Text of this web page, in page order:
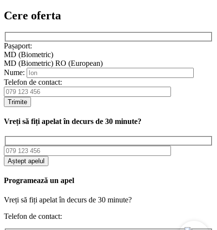
Cere oferta
Pașaport:
MD (Biometric)
MD (Biometric) RO (European)
Nume:
Telefon de contact:
Trimite
Vreți să fiți apelat în decurs de 30 minute?
Aștept apelul
Programează un apel
Vreți să fiți apelat în decurs de 30 minute?
Telefon de contact: